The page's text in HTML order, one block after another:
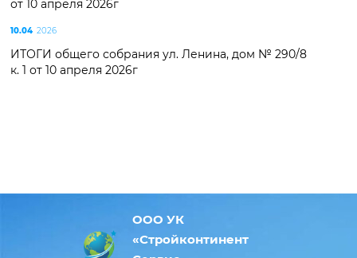
от 10 апреля 2026г
10.04 2026
ИТОГИ общего собрания ул. Ленина, дом № 290/8
к. 1 от 10 апреля 2026г
ООО УК
«Стройконтинент